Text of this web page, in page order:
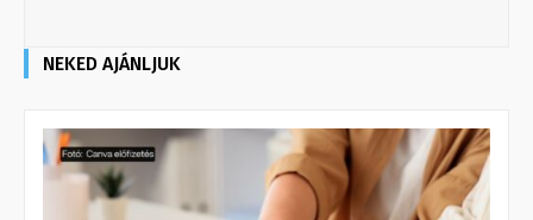
NEKED AJÁNLJUK